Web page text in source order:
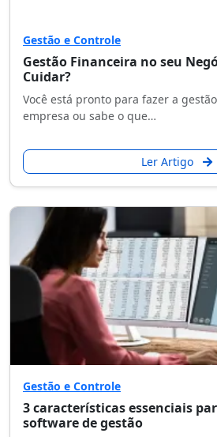
Gestão e Controle
Gestão Financeira no seu
Cuidar?
Você está pronto para fazer a
empresa ou sabe o que…
Ler Artigo
Gestão e Controle
3 características essenciais
software de gestão